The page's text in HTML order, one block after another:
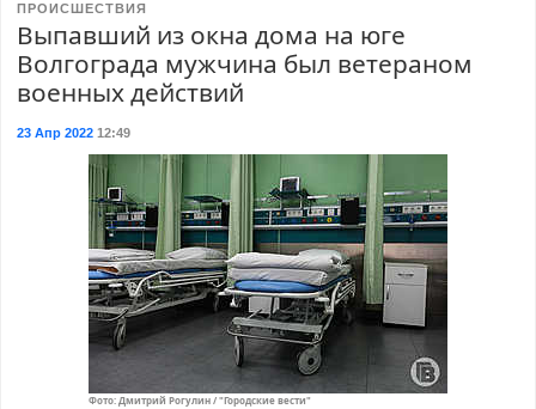
ПРОИСШЕСТВИЯ
Выпавший из окна дома на юге
Волгограда мужчина был ветераном
военных действий
23 Апр 202212:49
Фото: Дмитрий Рогулин / "Городские вести"